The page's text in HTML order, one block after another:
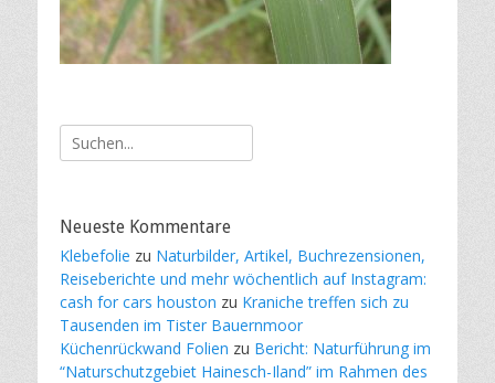
Suche
nach:
Neueste Kommentare
Klebefolie zu Naturbilder, Artikel, Buchrezensionen,
Reiseberichte und mehr wöchentlich auf Instagram:
cash for cars houston zu Kraniche treffen sich zu
Tausenden im Tister Bauernmoor
Küchenrückwand Folien zu Bericht: Naturführung im
“Naturschutzgebiet Hainesch-Iland” im Rahmen des